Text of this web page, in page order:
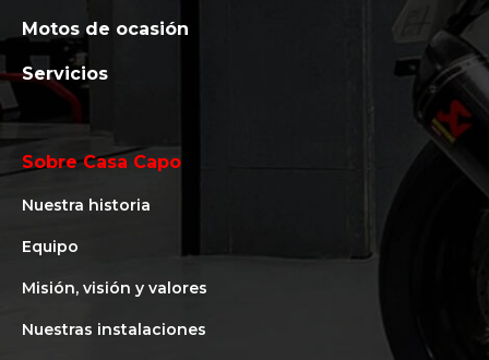
Motos de ocasión
Servicios
Sobre Casa Capo
Nuestra historia
Equipo
Misión, visión y valores
Nuestras instalaciones